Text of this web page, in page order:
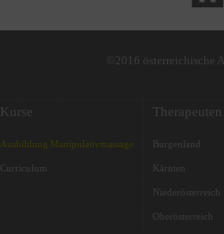
©2016 österreichische
Kurse
Ausbildung Manipulativmassage
Curriculum
Therapeuten
Burgenland
Kärnten
Niederösterreich
Oberösterreich